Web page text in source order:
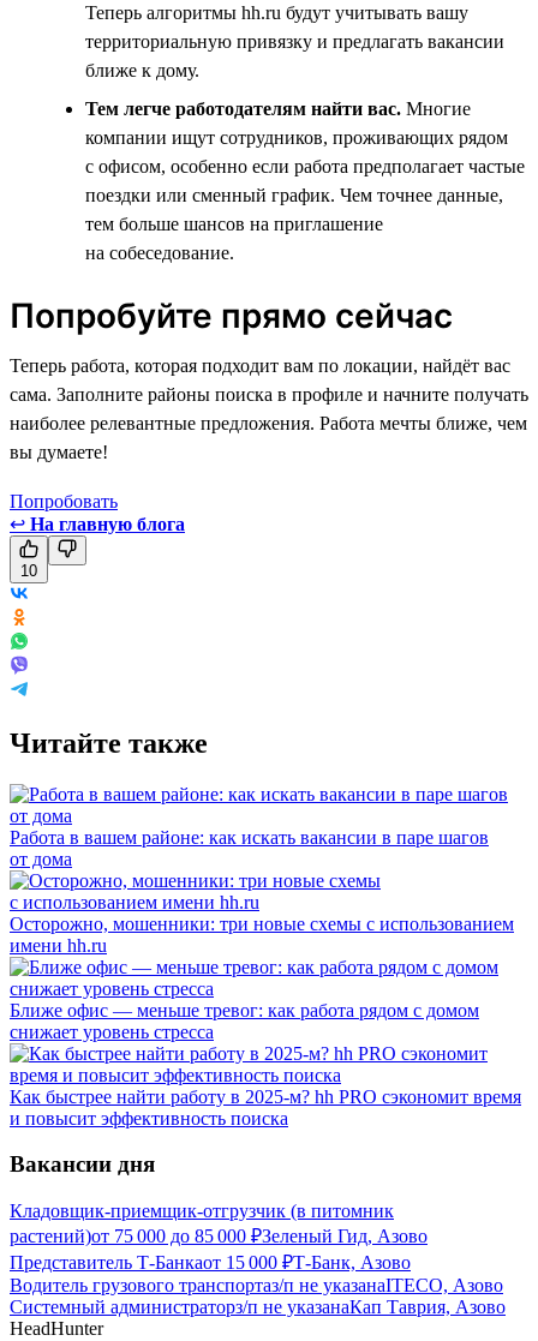
Теперь алгоритмы hh.ru будут учитывать вашу
территориальную привязку и предлагать вакансии
ближе к дому.
Тем легче работодателям найти вас. Многие
компании ищут сотрудников, проживающих рядом
с офисом, особенно если работа предполагает частые
поездки или сменный график. Чем точнее данные,
тем больше шансов на приглашение
на собеседование.
Попробуйте прямо сейчас
Теперь работа, которая подходит вам по локации, найдёт вас
сама. Заполните районы поиска в профиле и начните получать
наиболее релевантные предложения. Работа мечты ближе, чем
вы думаете!
Попробовать
↩ На главную блога
10
Читайте также
Работа в вашем районе: как искать вакансии в паре шагов
от дома
Осторожно, мошенники: три новые схемы с использованием
имени hh.ru
Ближе офис — меньше тревог: как работа рядом с домом
снижает уровень стресса
Как быстрее найти работу в 2025-м? hh PRO сэкономит время
и повысит эффективность поиска
Вакансии дня
Кладовщик-приемщик-отгрузчик (в питомник
растений)от 75 000 до 85 000 ₽Зеленый Гид, Азово
Представитель Т-Банкаот 15 000 ₽Т-Банк, Азово
Водитель грузового транспортаз/п не указанаITECO, Азово
Системный администраторз/п не указанаКап Таврия, Азово
HeadHunter